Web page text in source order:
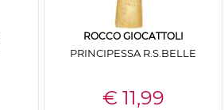
ROCCO GIOCATTOLI
PRINCIPESSA R.S.BELLE
€ 11,99